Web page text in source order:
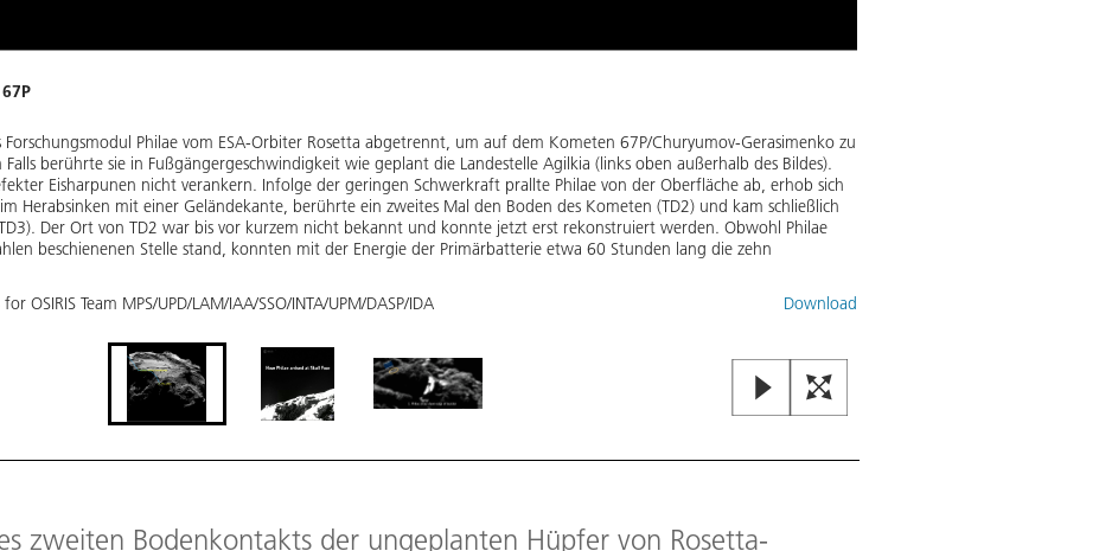
Philae vom ESA-Orbiter Rosetta abgetrennt, um auf dem Kometen 67P/Churyumov-Gerasimenko zu
berührte sie in Fußgängergeschwindigkeit wie geplant die Landestelle Agilkia (links oben außerhalb des Bildes).
Eisharpunen nicht verankern. Infolge der geringen Schwerkraft prallte Philae von der Oberfläche ab, erhob sich
Herabsinken mit einer Geländekante, berührte ein zweites Mal den Boden des Kometen (TD2) und kam schließlich
Der Ort von TD2 war bis vor kurzem nicht bekannt und konnte jetzt erst rekonstruiert werden. Obwohl Philae
beschienenen Stelle stand, konnten mit der Energie der Primärbatterie etwa 60 Stunden lang die zehn
OSIRIS Team MPS/UPD/LAM/IAA/SSO/INTA/UPM/DASP/IDA Download
zweiten Bodenkontakts der ungeplanten Hüpfer von Rosetta-